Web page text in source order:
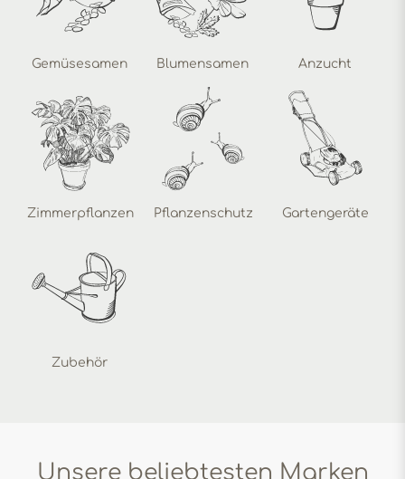
Gemüsesamen Blumensamen Anzucht
Zimmerpflanzen Pflanzenschutz Gartengeräte
Zubehör
Unsere beliebtesten Marken